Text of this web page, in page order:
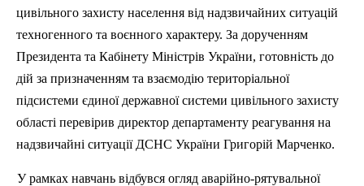
цивільного захисту населення від надзвичайних ситуацій
техногенного та воєнного характеру. За дорученням
Президента та Кабінету Міністрів України, готовність до
дій за призначенням та взаємодію територіальної
підсистеми єдиної державної системи цивільного захисту
області перевірив директор департаменту реагування на
надзвичайні ситуації ДСНС України Григорій Марченко.
У рамках навчань відбувся огляд аварійно-рятувальної